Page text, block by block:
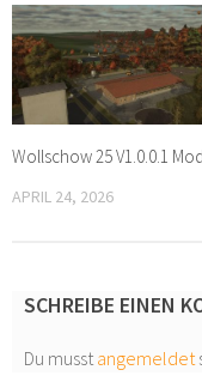
Wollschow 25 V1.0.0.1 Mod
APRIL 24, 2026
SCHREIBE EINEN
Du musst angemeldet